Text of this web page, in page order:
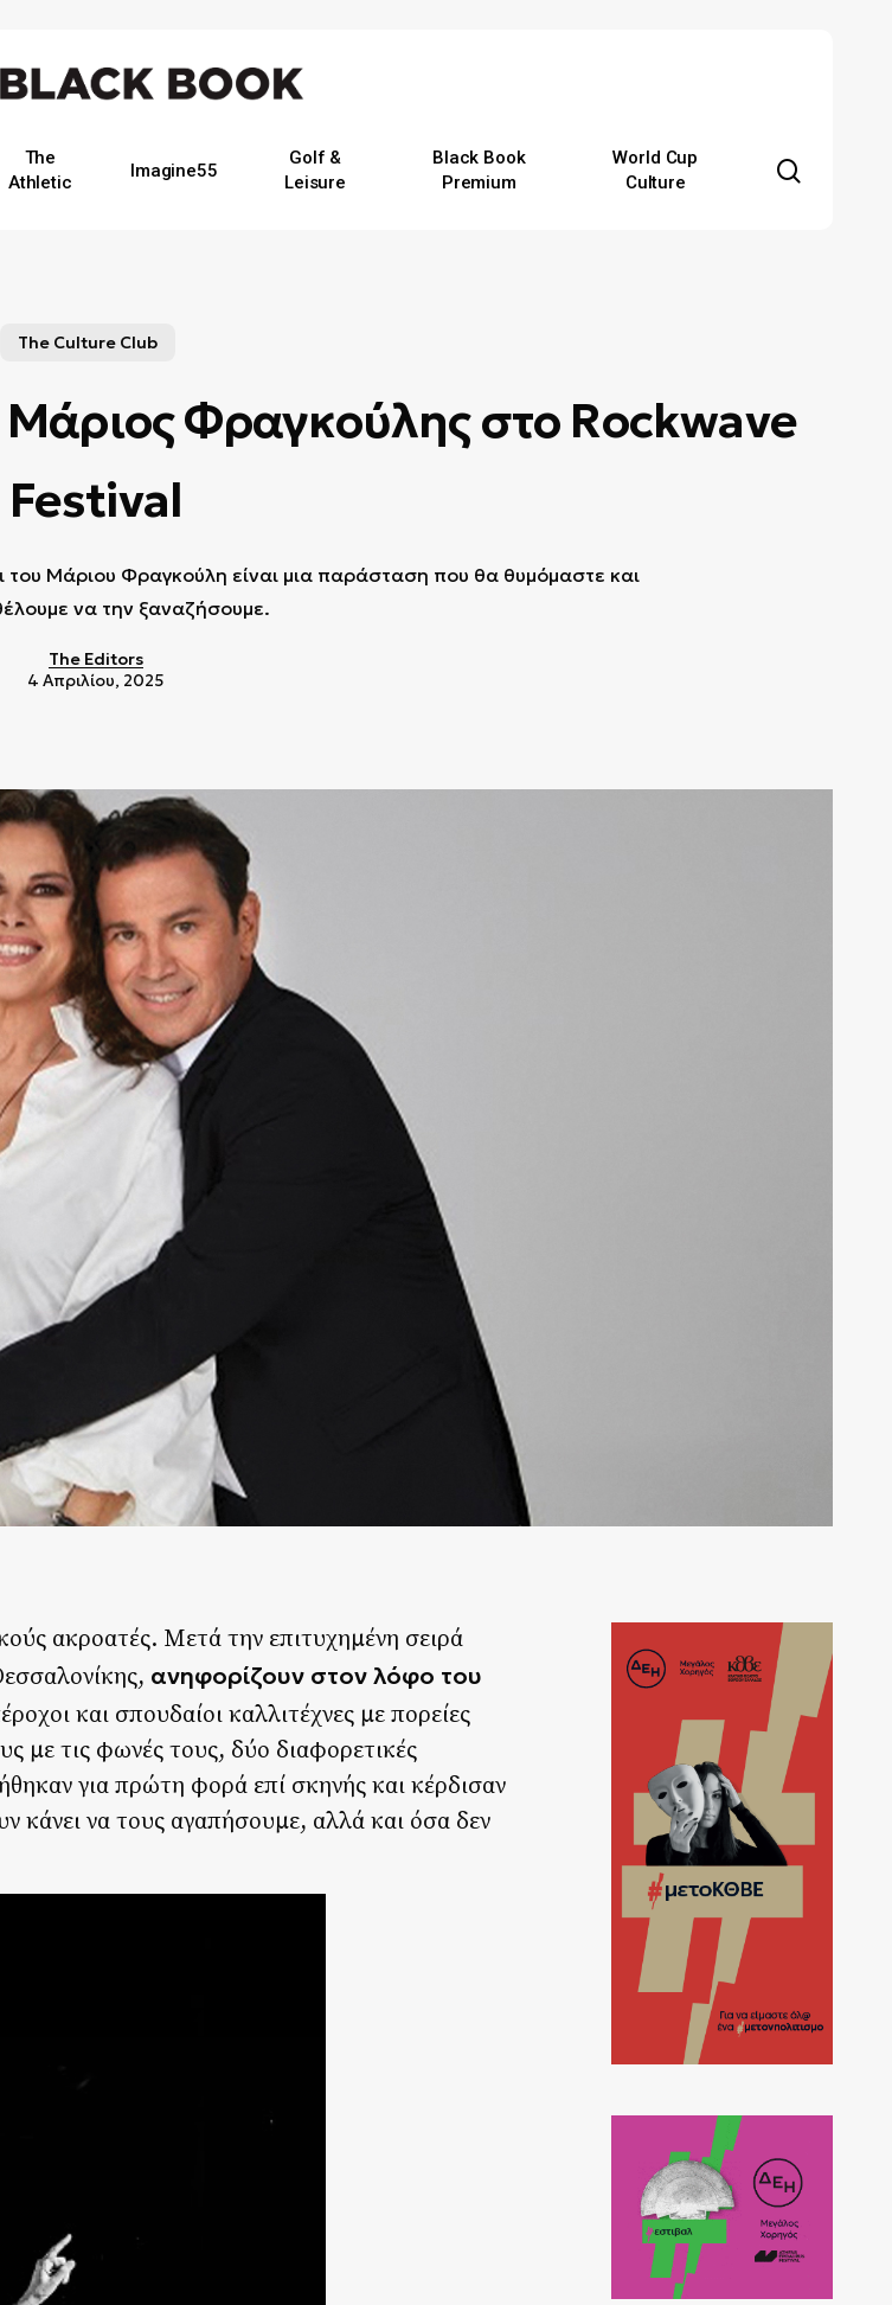
The
Athletic
Imagine55
Golf &
Leisure
Black Book
Premium
World Cup
Culture
The Culture Club
Μάριος Φραγκούλης στο Rockwave
Festival
Μάριου Φραγκούλη είναι μια παράσταση που θα θυμόμαστε και
να την ξαναζήσουμε.
The Editors
4 Απριλίου, 2025
ακροατές. Μετά την επιτυχημένη σειρά
ανηφορίζουν στον λόφο του
και σπουδαίοι καλλιτέχνες με πορείες
με τις φωνές τους, δύο διαφορετικές
για πρώτη φορά επί σκηνής και κέρδισαν
κάνει να τους αγαπήσουμε, αλλά και όσα δεν